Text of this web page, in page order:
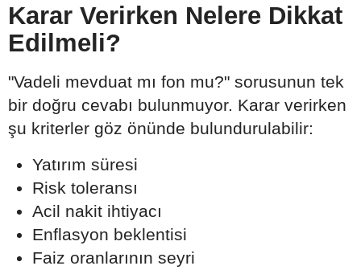
Karar Verirken Nelere Dikkat
Edilmeli?
"Vadeli mevduat mı fon mu?" sorusunun tek
bir doğru cevabı bulunmuyor. Karar verirken
şu kriterler göz önünde bulundurulabilir:
Yatırım süresi
Risk toleransı
Acil nakit ihtiyacı
Enflasyon beklentisi
Faiz oranlarının seyri